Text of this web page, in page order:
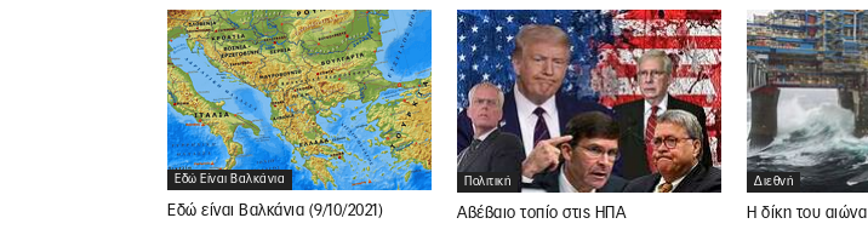
Εδώ Είναι Βαλκάνια
Εδώ είναι Βαλκάνια (9/10/2021)
Πολιτική
Αβέβαιο τοπίο στις ΗΠΑ
Διεθνή
Η δίκη του αιώνα